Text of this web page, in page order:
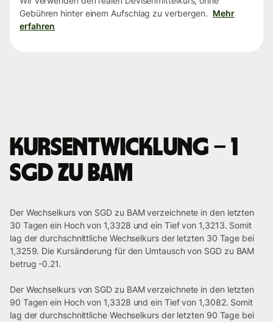
Gebühren hinter einem Aufschlag zu verbergen. Mehr
erfahren
Kursentwicklung – 1
SGD zu BAM
Der Wechselkurs von SGD zu BAM verzeichnete in den letzten
30 Tagen ein Hoch von 1,3328 und ein Tief von 1,3213. Somit
lag der durchschnittliche Wechselkurs der letzten 30 Tage bei
1,3259. Die Kursänderung für den Umtausch von SGD zu BAM
betrug -0.21.
Der Wechselkurs von SGD zu BAM verzeichnete in den letzten
90 Tagen ein Hoch von 1,3328 und ein Tief von 1,3082. Somit
lag der durchschnittliche Wechselkurs der letzten 90 Tage bei